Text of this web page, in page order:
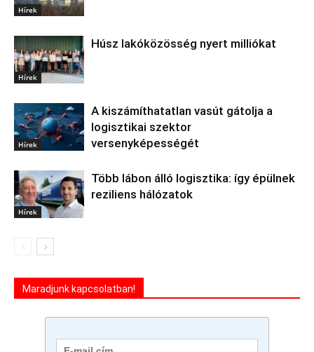
Hírek
Hírek
Húsz lakóközösség nyert milliókat
Hírek
A kiszámíthatatlan vasút gátolja a
logisztikai szektor
versenyképességét
Hírek
Több lábon álló logisztika: így épülnek
reziliens hálózatok
Maradjunk kapcsolatban!